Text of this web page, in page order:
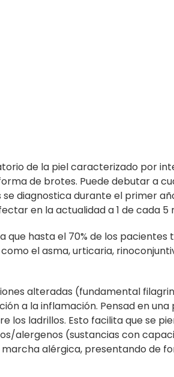
de la piel caracterizado por
de brotes. Puede debutar a
diagnostica durante el primer
en la actualidad a 1 de cada 5
que hasta el 70% de los pacientes
el asma, urticaria,
alteradas (fundamental
a la inflamación. Pensad en
ladrillos. Esto facilita que se
alergenos (sustancias con
alérgica, presentando de